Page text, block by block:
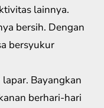
lainnya.
bersih. Dengan
bersyukur
lapar. Bayangkan
berhari-hari